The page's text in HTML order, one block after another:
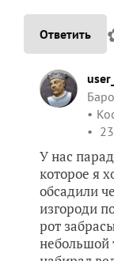
Ответить
У нас
которое я
обсадили
изгороди
рот
небольшой